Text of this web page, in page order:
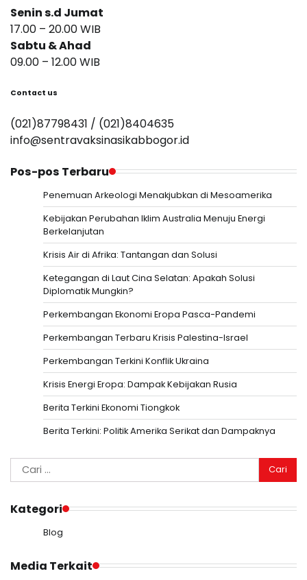
Senin s.d Jumat
17.00 – 20.00 WIB
Sabtu & Ahad
09.00 – 12.00 WIB
Contact us
(021)87798431 / (021)8404635
info@sentravaksinasikabbogor.id
Pos-pos Terbaru
Penemuan Arkeologi Menakjubkan di Mesoamerika
Kebijakan Perubahan Iklim Australia Menuju Energi
Berkelanjutan
Krisis Air di Afrika: Tantangan dan Solusi
Ketegangan di Laut Cina Selatan: Apakah Solusi
Diplomatik Mungkin?
Perkembangan Ekonomi Eropa Pasca-Pandemi
Perkembangan Terbaru Krisis Palestina-Israel
Perkembangan Terkini Konflik Ukraina
Krisis Energi Eropa: Dampak Kebijakan Rusia
Berita Terkini Ekonomi Tiongkok
Berita Terkini: Politik Amerika Serikat dan Dampaknya
Cari
untuk:
Kategori
Blog
Media Terkait